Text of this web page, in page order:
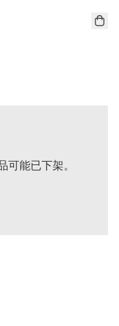
可能已下架。